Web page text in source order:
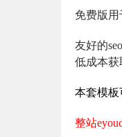
免费版用
友好的
低成本获
本套模板
整站